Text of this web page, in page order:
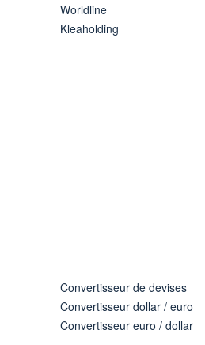
Worldline
Kleaholding
Convertisseur de devises
Convertisseur dollar / euro
Convertisseur euro / dollar